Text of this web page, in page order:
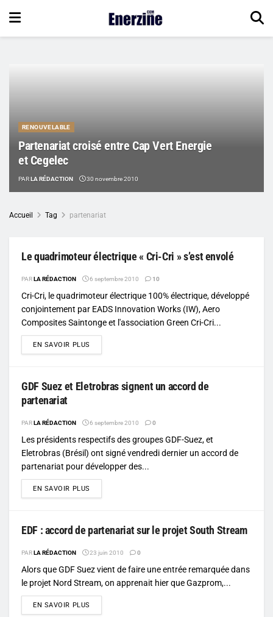
RENOUVELABLE
Partenariat croisé entre Cap Vert Energie
et Cegelec
PARLA RÉDACTION 30 novembre 2010
Accueil Tag partenariat
Le quadrimoteur électrique « Cri-Cri » s’est envolé
PARLA RÉDACTION 6 septembre 2010 10
Cri-Cri, le quadrimoteur électrique 100% électrique, développé
conjointement par EADS Innovation Works (IW), Aero
Composites Saintonge et l'association Green Cri-Cri...
EN SAVOIR PLUS
GDF Suez et Eletrobras signent un accord de
partenariat
PARLA RÉDACTION 6 septembre 2010 0
Les présidents respectifs des groupes GDF-Suez, et
Eletrobras (Brésil) ont signé vendredi dernier un accord de
partenariat pour développer des...
EN SAVOIR PLUS
EDF : accord de partenariat sur le projet South Stream
PARLA RÉDACTION 23 juin 2010 0
Alors que GDF Suez vient de faire une entrée remarquée dans
le projet Nord Stream, on apprenait hier que Gazprom,...
EN SAVOIR PLUS